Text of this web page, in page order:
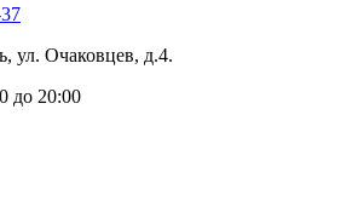
ул. Очаковцев, д.4.
до 20:00